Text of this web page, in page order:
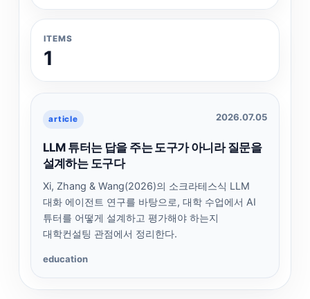
ITEMS
1
article 2026.07.05
LLM 튜터는 답을 주는 도구가 아니라 질문을
설계하는 도구다
Xi, Zhang & Wang(2026)의 소크라테스식 LLM
대화 에이전트 연구를 바탕으로, 대학 수업에서 AI
튜터를 어떻게 설계하고 평가해야 하는지
대학컨설팅 관점에서 정리한다.
education